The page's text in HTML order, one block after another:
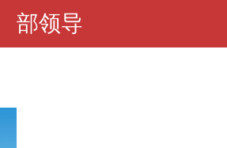
部领导